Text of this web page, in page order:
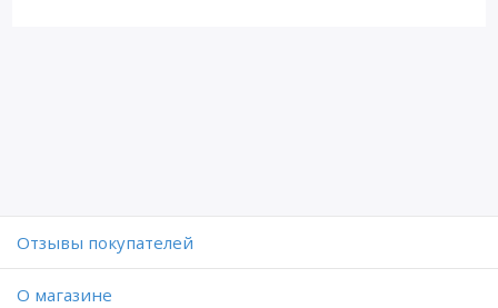
Отзывы покупателей
O магазине